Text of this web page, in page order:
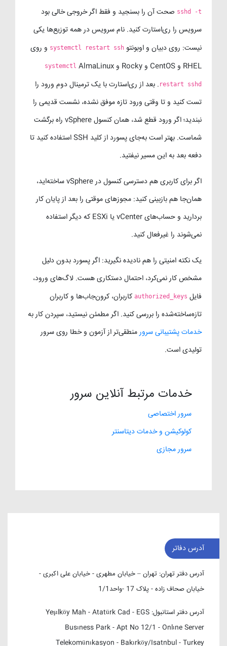
sshd -t صحت آن را بسنجید و فقط اگر خروجی خالی بود
سرویس را ری‌استارت کنید. نام سرویس در همه توزیع‌ها یکی
نیست: روی دبیان و اوبونتو systemctl restart ssh و روی
RHEL و CentOS و Rocky و AlmaLinux
systemctl
restart sshd . بعد از ری‌استارت با یک ترمینال دوم ورود را
تست کنید و تا وقتی ورود تازه موفق نشده، نشست قدیمی را
نبندید؛ اگر ورود قطع شد، همان کنسول vSphere راه برگشت
شماست. بهتر است به‌جای پسورد از کلید SSH استفاده کنید تا
دفعه بعد به این مسیر نیفتید.
اگر برای کاربری هم دسترسی کنسول در vSphere ساخته‌اید،
همان‌جا هم بازبینی کنید: مجوزهای موقتی را بعد از پایان کار
بردارید و حساب‌های vCenter یا ESXi که دیگر استفاده
نمی‌شوند را غیرفعال کنید.
یک نکته امنیتی را هم نادیده نگیرید: اگر پسورد بدون دلیل
مشخص کار نمی‌کرد، احتمال دستکاری هست. لاگ‌های ورود،
فایل authorized_keys کاربران، کرون‌جاب‌ها و کاربران
تازه‌ساخته‌شده را بررسی کنید. اگر مطمئن نیستید، سپردن کار به
خدمات پشتیبانی سرورمنطقی‌تر از آزمون و خطا روی سرور
تولیدی است.
خدمات مرتبط آنلاین سرور
سرور اختصاصی
کولوکیشن و خدمات دیتاسنتر
سرور مجازی
آدرس دفاتر
آدرس دفتر تهران: تهران – خیابان مطهری - خیابان علی اکبری -
خیابان صحاف زاده - پلاک 17 -واحد1/1
آدرس دفتر استانبول: Yeşılköy Mah - Atatürk Cad - EGS
Busıness Park - Apt No 12/1 - Onlıne Server
Telekomünıkasyon - Bakırköy/Isatnbul - Turkey